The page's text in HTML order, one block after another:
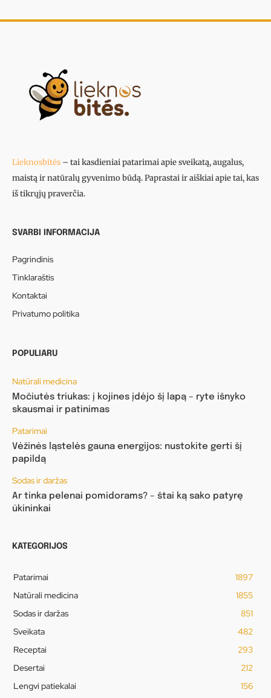
Lieknosbitės – tai kasdieniai patarimai apie sveikatą, augalus,
maistą ir natūralų gyvenimo būdą. Paprastai ir aiškiai apie tai, kas
iš tikrųjų praverčia.
SVARBI INFORMACIJA
Pagrindinis
Tinklaraštis
Kontaktai
Privatumo politika
POPULIARU
Natūrali medicina
Močiutės triukas: į kojines įdėjo šį lapą – ryte išnyko
skausmai ir patinimas
Patarimai
Vėžinės ląstelės gauna energijos: nustokite gerti šį
papildą
Sodas ir daržas
Ar tinka pelenai pomidorams? – štai ką sako patyrę
ūkininkai
KATEGORIJOS
Patarimai
1897
Natūrali medicina
1855
Sodas ir daržas
851
Sveikata
482
Receptai
293
Desertai
212
Lengvi patiekalai
156